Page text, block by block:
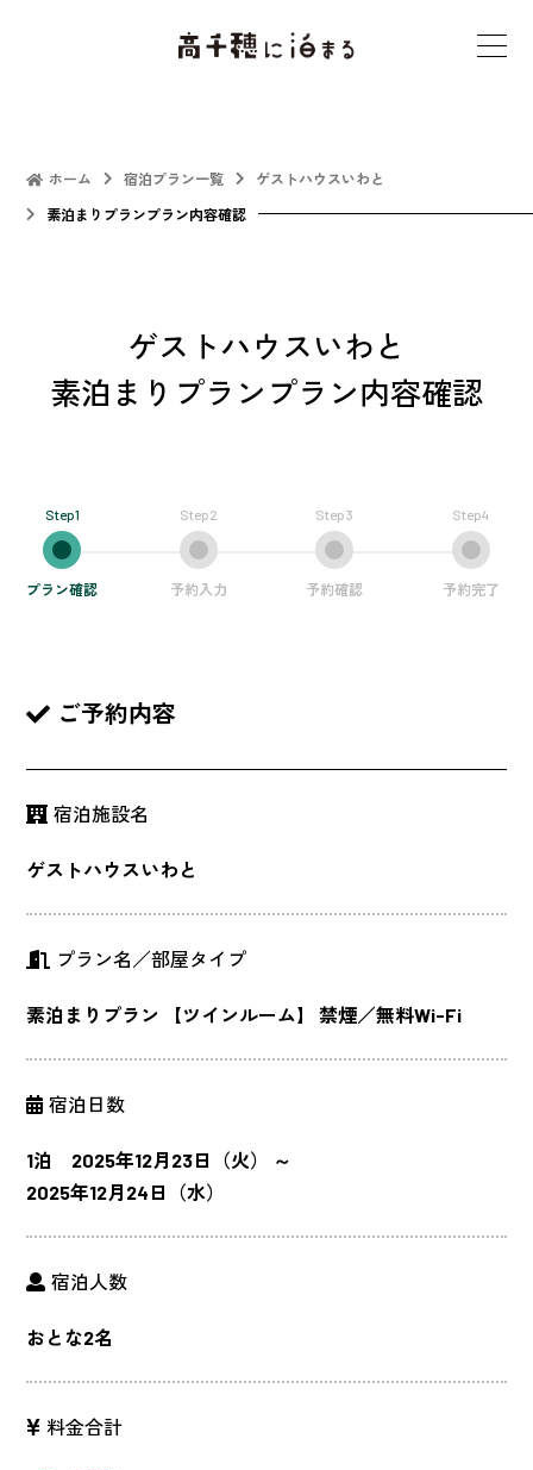
t
e
ホーム 宿泊プラン一覧
ゲストハウスいわと
素泊まりプランプラン内容確認
ゲストハウスいわと
素泊まりプランプラン内容確認
Step1
プラン確認
Step2
予約入力
Step3
予約確認
Step4
予約完了
ご予約内容
宿泊施設名
ゲストハウスいわと
プラン名／部屋タイプ
素泊まりプラン 【ツインルーム】 禁煙／無料Wi-Fi
宿泊日数
1泊 2025年12月23日（火） ～
2025年12月24日（水）
宿泊人数
おとな2名
料金合計